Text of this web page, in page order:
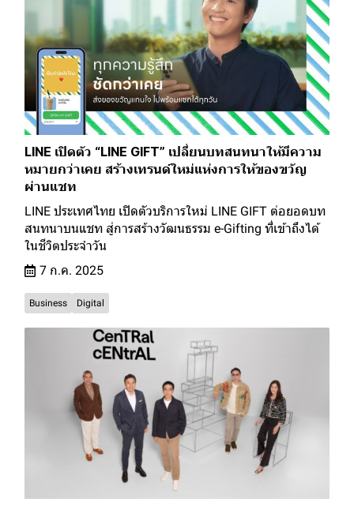
LINE เปิดตัว “LINE GIFT” เปลี่ยนบทสนทนาให้มีความ
หมายกว่าเคย สร้างเทรนด์ใหม่แห่งการให้ของขวัญ
ผ่านแชท
LINE ประเทศไทย เปิดตัวบริการใหม่ LINE GIFT ต่อยอดบท
สนทนาบนแชท สู่การสร้างวัฒนธรรม e-Gifting ที่เข้าถึงได้
ในชีวิตประจำวัน
7 ก.ค. 2025
Business Digital